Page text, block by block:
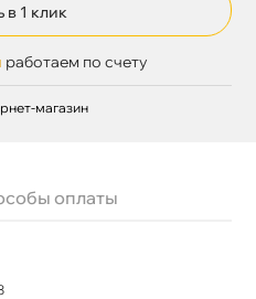
в 1 клик
работаем по счету
магазин
оплаты